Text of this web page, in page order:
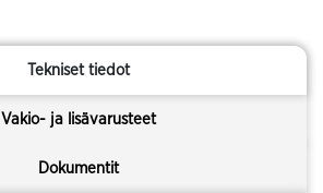
Tekniset tiedot
Vakio- ja lisävarusteet
Dokumentit